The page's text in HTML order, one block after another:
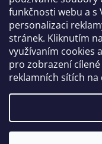
funkčnosti webu a s
personalizaci
stránek. Kliknutím
využívaním cookies
pro zobrazení
reklamních sítích na
Články
Výběr
Výběr
Tabulka velikostí